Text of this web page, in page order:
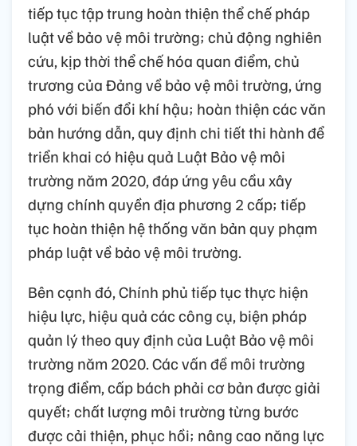
tiếp tục tập trung hoàn thiện thể chế pháp
luật về bảo vệ môi trường; chủ động nghiên
cứu, kịp thời thể chế hóa quan điểm, chủ
trương của Đảng về bảo vệ môi trường, ứng
phó với biến đổi khí hậu; hoàn thiện các văn
bản hướng dẫn, quy định chi tiết thi hành để
triển khai có hiệu quả Luật Bảo vệ môi
trường năm 2020, đáp ứng yêu cầu xây
dựng chính quyền địa phương 2 cấp; tiếp
tục hoàn thiện hệ thống văn bản quy phạm
pháp luật về bảo vệ môi trường.
Bên cạnh đó, Chính phủ tiếp tục thực hiện
hiệu lực, hiệu quả các công cụ, biện pháp
quản lý theo quy định của Luật Bảo vệ môi
trường năm 2020. Các vấn đề môi trường
trọng điểm, cấp bách phải cơ bản được giải
quyết; chất lượng môi trường từng bước
được cải thiện, phục hồi; nâng cao năng lực